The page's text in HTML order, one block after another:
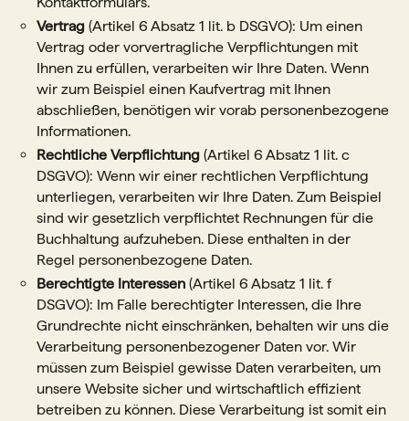
Vertrag (Artikel 6 Absatz 1 lit. b DSGVO): Um einen
Vertrag oder vorvertragliche Verpflichtungen mit
Ihnen zu erfüllen, verarbeiten wir Ihre Daten. Wenn
wir zum Beispiel einen Kaufvertrag mit Ihnen
abschließen, benötigen wir vorab personenbezogene
Informationen.
Rechtliche Verpflichtung (Artikel 6 Absatz 1 lit. c
DSGVO): Wenn wir einer rechtlichen Verpflichtung
unterliegen, verarbeiten wir Ihre Daten. Zum Beispiel
sind wir gesetzlich verpflichtet Rechnungen für die
Buchhaltung aufzuheben. Diese enthalten in der
Regel personenbezogene Daten.
Berechtigte Interessen (Artikel 6 Absatz 1 lit. f
DSGVO): Im Falle berechtigter Interessen, die Ihre
Grundrechte nicht einschränken, behalten wir uns die
Verarbeitung personenbezogener Daten vor. Wir
müssen zum Beispiel gewisse Daten verarbeiten, um
unsere Website sicher und wirtschaftlich effizient
betreiben zu können. Diese Verarbeitung ist somit ein